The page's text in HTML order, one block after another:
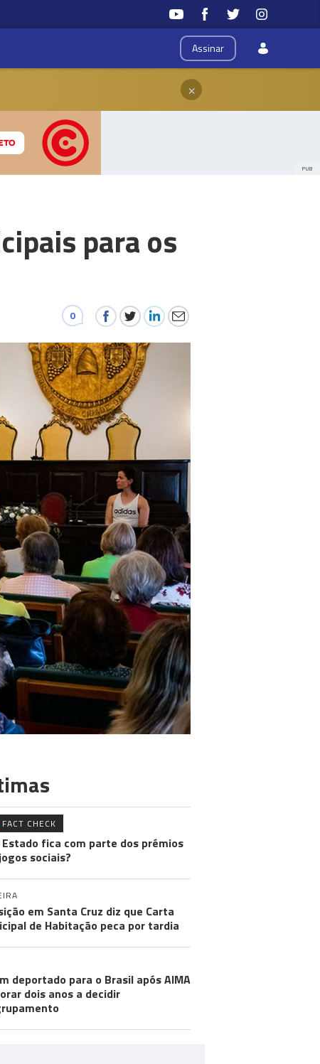
Assinar
×
PUB
para os
0
FACT CHECK
Estado fica com parte dos prémios
sociais?
em Santa Cruz diz que Carta
de Habitação peca por tardia
deportado para o Brasil após AIMA
dois anos a decidir